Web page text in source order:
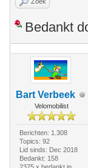
Bedankt
Bart Verbeek
Velomobilist
Berichten: 1.308
Topics: 92
Lid sinds: Dec 2018
Bedankt: 158